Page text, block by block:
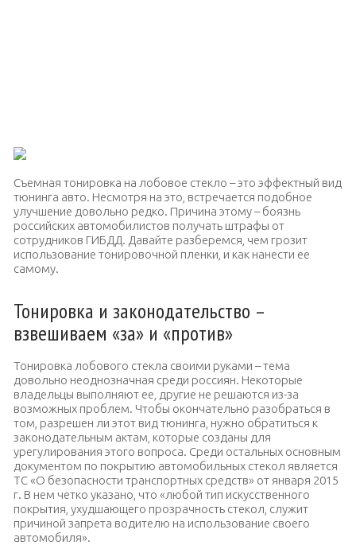
Съемная тонировка на лобовое стекло – это эффектный вид
тюнинга авто. Несмотря на это, встречается подобное
улучшение довольно редко. Причина этому – боязнь
российских автомобилистов получать штрафы от
сотрудников ГИБДД. Давайте разберемся, чем грозит
использование тонировочной пленки, и как нанести ее
самому.
Тонировка и законодательство –
взвешиваем «за» и «против»
Тонировка лобового стекла своими руками – тема
довольно неоднозначная среди россиян. Некоторые
владельцы выполняют ее, другие не решаются из-за
возможных проблем. Чтобы окончательно разобраться в
том, разрешен ли этот вид тюнинга, нужно обратиться к
законодательным актам, которые созданы для
урегулирования этого вопроса. Среди остальных основным
документом по покрытию автомобильных стекол является
ТС «О безопасности транспортных средств» от января 2015
г. В нем четко указано, что «любой тип искусственного
покрытия, ухудшающего прозрачность стекол, служит
причиной запрета водителю на использование своего
автомобиля».